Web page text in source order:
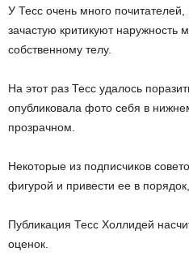
У Тесс очень много
зачастую критикуют наружность
собственному телу.
На этот раз Тесс удалось
опубликовала фото себя в
прозрачном.
Некоторые из подписчиков
фигурой и привести ее в
Публикация Тесс Холлидей
оценок.